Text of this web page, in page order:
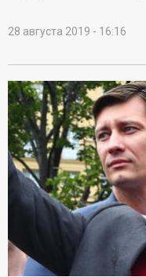
28 августа 2019 - 16:16